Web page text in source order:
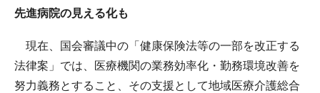
先進病院の見える化も
現在、国会審議中の「健康保険法等の一部を改正する
法律案」では、医療機関の業務効率化・勤務環境改善を
努力義務とすること、その支援として地域医療介護総合